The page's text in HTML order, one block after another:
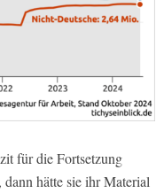
für die Fortsetzung
hätte sie ihr Material